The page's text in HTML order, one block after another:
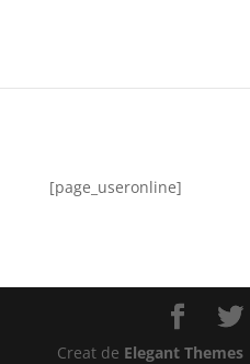
[page_useronline]
Creat de Elegant Themes